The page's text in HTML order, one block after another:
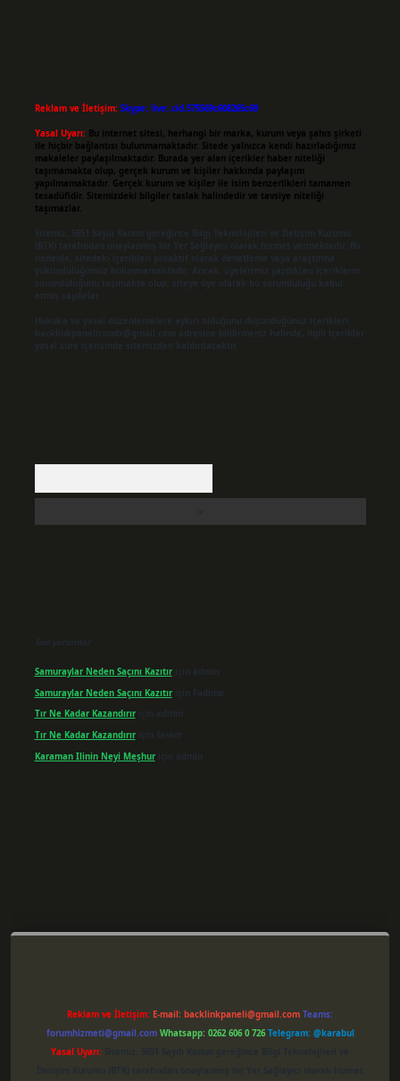
Reklam ve İletişim: Skype: live:.cid.575569c608265c69
Yasal Uyarı: Bu internet sitesi, herhangi bir marka, kurum veya şahıs şirketi
ile hiçbir bağlantısı bulunmamaktadır. Sitede yalnızca kendi hazırladığımız
makaleler paylaşılmaktadır. Burada yer alan içerikler haber niteliği
taşımamakta olup, gerçek kurum ve kişiler hakkında paylaşım
yapılmamaktadır. Gerçek kurum ve kişiler ile isim benzerlikleri tamamen
tesadüfidir. Sitemizdeki bilgiler taslak halindedir ve tavsiye niteliği
taşımazlar.
Sitemiz, 5651 Sayılı Kanun gereğince Bilgi Teknolojileri ve İletişim Kurumu
(BTK) tarafından onaylanmış bir Yer Sağlayıcı olarak hizmet vermektedir. Bu
nedenle, sitedeki içerikleri proaktif olarak denetleme veya araştırma
yükümlülüğümüz bulunmamaktadır. Ancak, üyelerimiz yazdıkları içeriklerin
sorumluluğunu taşımakta olup, siteye üye olarak bu sorumluluğu kabul
etmiş sayılırlar.
Hukuka ve yasal düzenlemelere aykırı olduğunu düşündüğünüz içerikleri,
backlinkpanelicomtr@gmail.com
adresine bildirmeniz halinde, ilgili içerikler
yasal süre içerisinde sitemizden kaldırılacaktır.
Son yorumlar
Samuraylar Neden Saçını Kazıtıriçin admin
Samuraylar Neden Saçını Kazıtıriçin Fadime
Tır Ne Kadar Kazandırıriçin admin
Tır Ne Kadar Kazandırıriçin Sevim
Karaman Ilinin Neyi Meşhuriçin admin
Reklam ve İletişim: E-mail: backlinkpaneli@gmail.com Teams:
forumhizmeti@gmail.com Whatsapp: 0262 606 0 726 Telegram: @karabul
Yasal Uyarı: